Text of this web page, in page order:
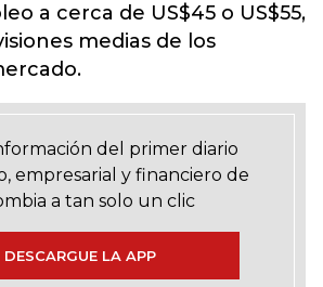
a cerca de US$45 o US$55,
medias de los
del primer diario
empresarial y financiero de
a tan solo un clic
DESCARGUE LA APP